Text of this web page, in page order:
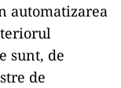
automatizarea
sunt, de
de